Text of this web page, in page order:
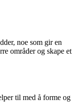
noe som gir en
områder og skape et
til med å forme og